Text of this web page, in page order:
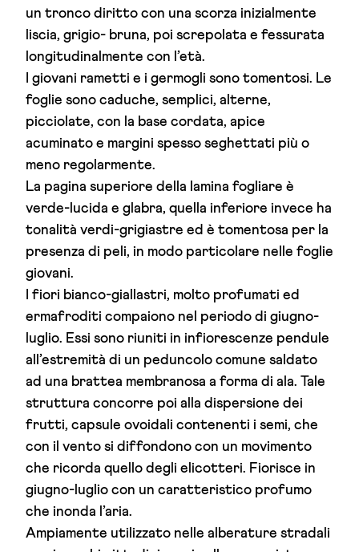
un tronco diritto con una scorza inizialmente
liscia, grigio- bruna, poi screpolata e fessurata
longitudinalmente con l’età.
I giovani rametti e i germogli sono tomentosi. Le
foglie sono caduche, semplici, alterne,
picciolate, con la base cordata, apice
acuminato e margini spesso seghettati più o
meno regolarmente.
La pagina superiore della lamina fogliare è
verde-lucida e glabra, quella inferiore invece ha
tonalità verdi-grigiastre ed è tomentosa per la
presenza di peli, in modo particolare nelle foglie
giovani.
I fiori bianco-giallastri, molto profumati ed
ermafroditi compaiono nel periodo di giugno-
luglio. Essi sono riuniti in infiorescenze pendule
all’estremità di un peduncolo comune saldato
ad una brattea membranosa a forma di ala. Tale
struttura concorre poi alla dispersione dei
frutti, capsule ovoidali contenenti i semi, che
con il vento si diffondono con un movimento
che ricorda quello degli elicotteri. Fiorisce in
giugno-luglio con un caratteristico profumo
che inonda l’aria.
Ampiamente utilizzato nelle alberature stradali